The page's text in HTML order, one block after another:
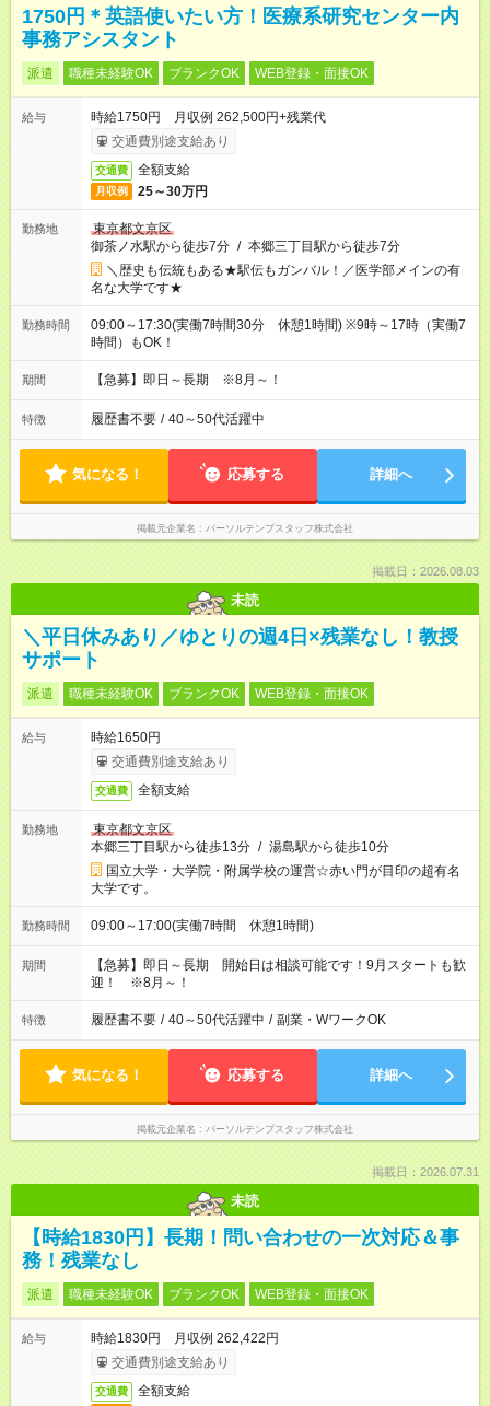
1750円＊英語使いたい方！医療系研究センター内
事務アシスタント
派遣 職種未経験OK ブランクOK WEB登録・面接OK
給与
時給1750円 月収例 262,500円+残業代
交通費別途支給あり
交通費 全額支給
月収例 25～30万円
勤務地
東京都文京区
御茶ノ水駅から徒歩7分 / 本郷三丁目駅から徒歩7分
＼歴史も伝統もある★駅伝もガンバル！／医学部メインの有
名な大学です★
勤務時間
09:00～17:30(実働7時間30分 休憩1時間) ※9時～17時（実働7
時間）もOK！
期間 【急募】即日～長期 ※8月～！
特徴 履歴書不要 / 40～50代活躍中
気になる！ 応募する 詳細へ
掲載元企業名 パーソルテンプスタッフ株式会社
掲載日：2026.08.03
未読
＼平日休みあり／ゆとりの週4日×残業なし！教授
サポート
派遣 職種未経験OK ブランクOK WEB登録・面接OK
給与
時給1650円
交通費別途支給あり
交通費 全額支給
勤務地
東京都文京区
本郷三丁目駅から徒歩13分 / 湯島駅から徒歩10分
国立大学・大学院・附属学校の運営☆赤い門が目印の超有名
大学です。
勤務時間 09:00～17:00(実働7時間 休憩1時間)
期間
【急募】即日～長期 開始日は相談可能です！9月スタートも歓
迎！ ※8月～！
特徴 履歴書不要 / 40～50代活躍中 / 副業・WワークOK
気になる！ 応募する 詳細へ
掲載元企業名 パーソルテンプスタッフ株式会社
掲載日：2026.07.31
未読
【時給1830円】長期！問い合わせの一次対応＆事
務！残業なし
派遣 職種未経験OK ブランクOK WEB登録・面接OK
給与
時給1830円 月収例 262,422円
交通費別途支給あり
交通費
全額支給